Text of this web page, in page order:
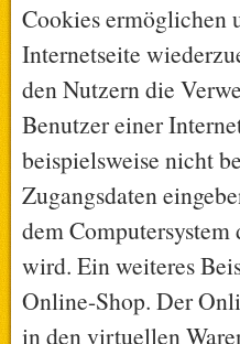
Cookies ermöglichen
Internetseite
den Nutzern die
Benutzer einer
beispielsweise nicht
Zugangsdaten
dem
wird. Ein weiteres
Online-Shop. Der
in den virtuellen